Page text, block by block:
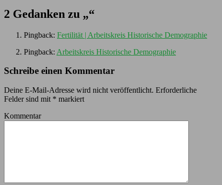
2 Gedanken zu „“
Pingback: Fertilität | Arbeitskreis Historische Demographie
Pingback: Arbeitskreis Historische Demographie
Schreibe einen Kommentar
Deine E-Mail-Adresse wird nicht veröffentlicht. Erforderliche
Felder sind mit * markiert
Kommentar